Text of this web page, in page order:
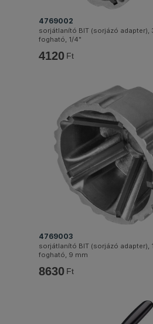
4769002
sorjátlanító BIT (sorjázó adapter),
fogható, 1/4"
4120 Ft
4769003
sorjátlanító BIT (sorjázó adapter),
fogható, 9 mm
8630 Ft